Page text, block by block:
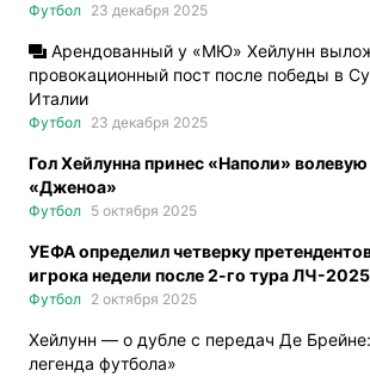
Футбол 23 декабря 2025
Арендованный у «МЮ» Хейлунн
провокационный пост после победы в
Италии
Футбол 23 декабря 2025
Гол Хейлунна принес «Наполи»
«Дженоа»
Футбол 5 октября 2025
УЕФА определил четверку
игрока недели после 2-го тура ЛЧ-2025
Футбол 2 октября 2025
Хейлунн — о дубле с передач Де
легенда футбола»